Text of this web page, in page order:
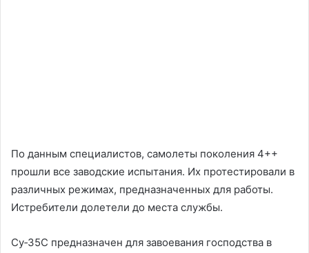
По данным специалистов, самолеты поколения 4++
прошли все заводские испытания. Их протестировали в
различных режимах, предназначенных для работы.
Истребители долетели до места службы.
Су‑35С предназначен для завоевания господства в